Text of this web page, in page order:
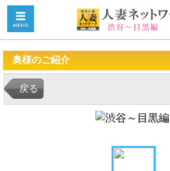
奥様のご紹介
戻る